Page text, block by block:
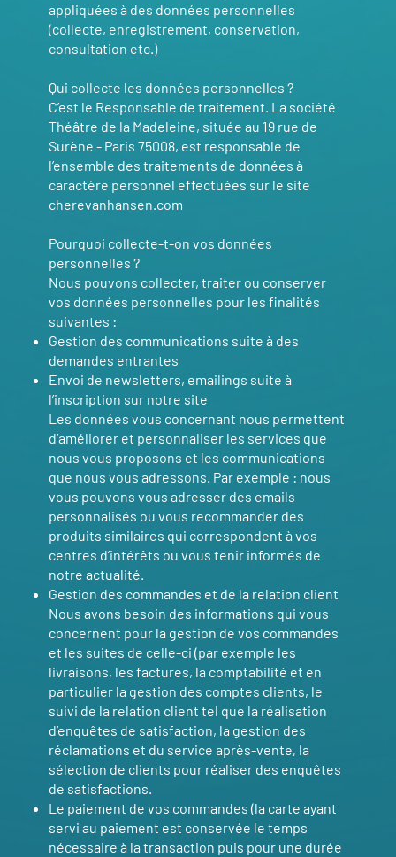
appliquées à des données personnelles
(collecte, enregistrement, conservation,
consultation etc.)
Qui collecte les données personnelles ?
C’est le Responsable de traitement. La société
Théâtre de la Madeleine, située au 19 rue de
Surène - Paris 75008, est responsable de
l’ensemble des traitements de données à
caractère personnel effectuées sur le site
cherevanhansen.com
Pourquoi collecte-t-on vos données
personnelles ?
Nous pouvons collecter, traiter ou conserver
vos données personnelles pour les finalités
suivantes :
Gestion des communications suite à des
demandes entrantes
Envoi de newsletters, emailings suite à
l’inscription sur notre site
Les données vous concernant nous permettent
d’améliorer et personnaliser les services que
nous vous proposons et les communications
que nous vous adressons. Par exemple : nous
vous pouvons vous adresser des emails
personnalisés ou vous recommander des
produits similaires qui correspondent à vos
centres d’intérêts ou vous tenir informés de
notre actualité.
Gestion des commandes et de la relation client
Nous avons besoin des informations qui vous
concernent pour la gestion de vos commandes
et les suites de celle-ci (par exemple les
livraisons, les factures, la comptabilité et en
particulier la gestion des comptes clients, le
suivi de la relation client tel que la réalisation
d’enquêtes de satisfaction, la gestion des
réclamations et du service après-vente, la
sélection de clients pour réaliser des enquêtes
de satisfactions.
Le paiement de vos commandes (la carte ayant
servi au paiement est conservée le temps
nécessaire à la transaction puis pour une durée